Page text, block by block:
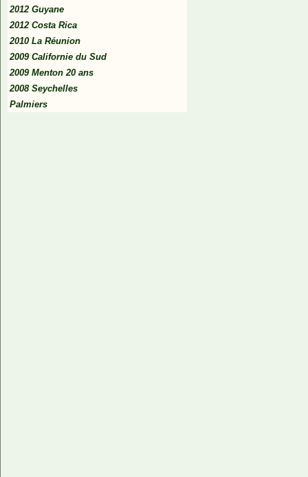
2012 Guyane
2012 Costa Rica
2010 La Réunion
2009 Californie du Sud
2009 Menton 20 ans
2008 Seychelles
Palmiers